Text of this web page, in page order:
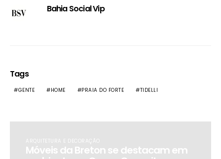
Bahia Social Vip
Tags
GENTE HOME PRAIA DO FORTE TIDELLI
ARQUITETURA E DECORAÇÃO
Móveis da Breton se destacam em